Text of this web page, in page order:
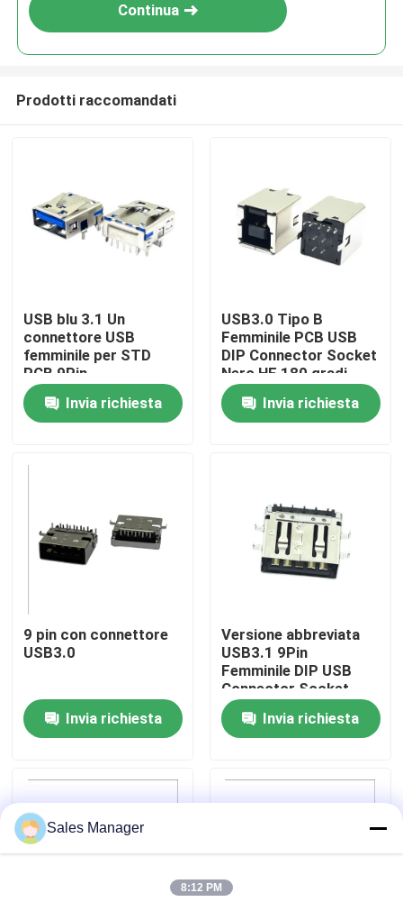
Casa
Giro della fabbrica
Richieda una citazione
Connettore DIP USB
Connettore presa USB
Connettori USB di tipo C
Continua
Prodotti raccomandati
USB blu 3.1 Un
connettore USB
femminile per STD
PCB 9Pin
Invia richiesta
USB3.0 Tipo B
Femminile PCB USB
DIP Connector Socket
Nero HF 180 gradi
Forma T
Invia richiesta
9 pin con connettore
USB3.0
Invia richiesta
Versione abbreviata
USB3.1 9Pin
Femminile DIP USB
Connector Socket
Tipo C STD
Invia richiesta
Sales Manager
8:12 PM